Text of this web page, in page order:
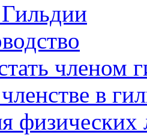
членом
в
физических